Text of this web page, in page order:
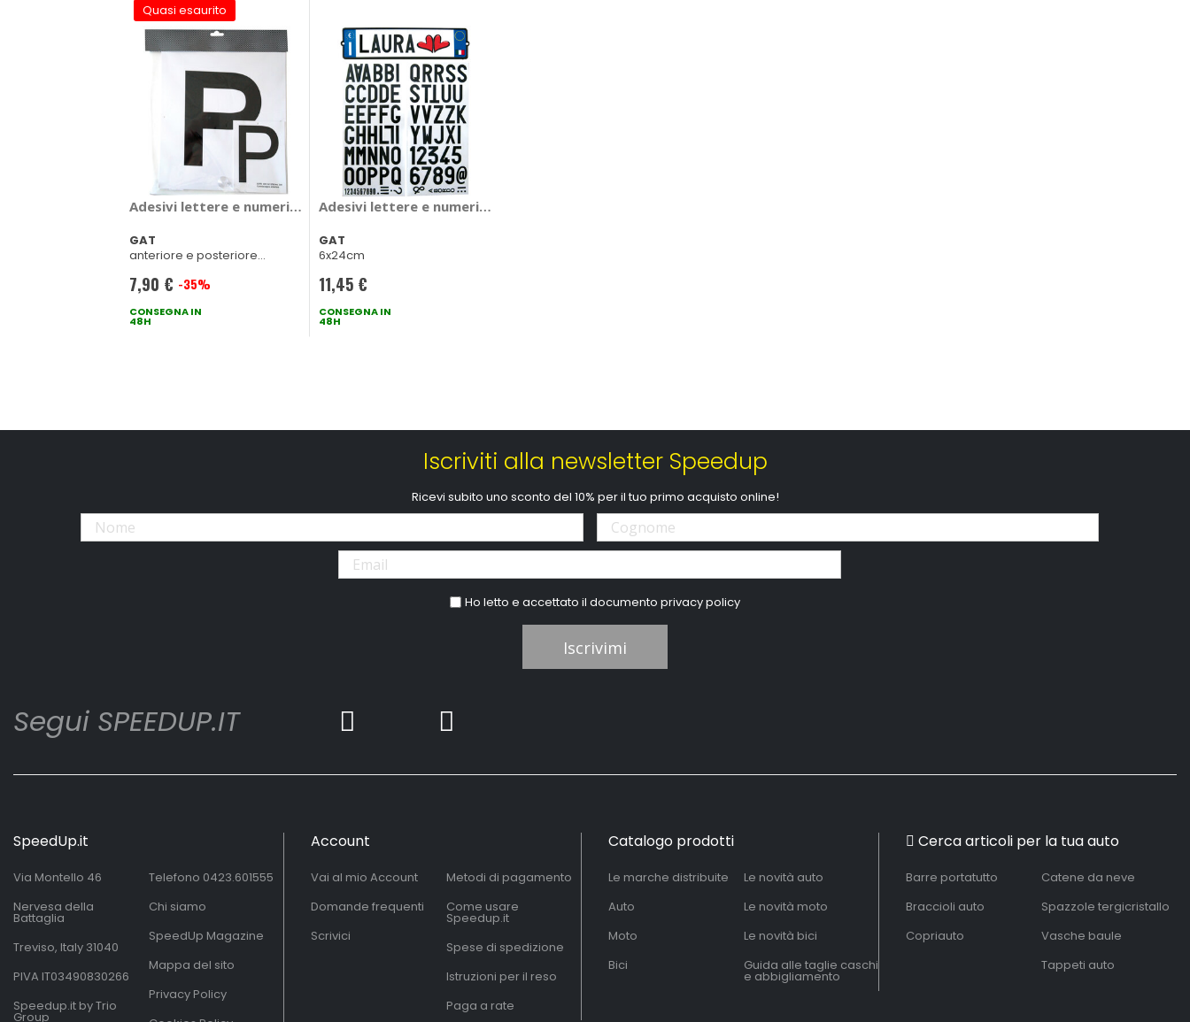
Quasi esaurito
Adesivi lettere e numeri Principiante - GAT
GAT
anteriore e posteriore
Prezzo
speciale
7,90 € -35%
CONSEGNA IN
48H
Adesivi lettere e numeri TARGA-TI - GAT
GAT
6x24cm
11,45 €
CONSEGNA IN
48H
Iscriviti alla newsletter Speedup
Ricevi subito uno sconto del 10% per il tuo primo acquisto online!
Ho letto e accettato il documentoprivacy policy
Iscrivimi
Segui SPEEDUP.IT
SpeedUp.it
Via Montello 46
Nervesa della
Battaglia
Treviso, Italy 31040
PIVA IT03490830266
Speedup.it by Trio
Group
Telefono 0423.601555
Chi siamo
SpeedUp Magazine
Mappa del sito
Privacy Policy
Account
Vai al mio Account
Domande frequenti
Scrivici
Metodi di pagamento
Come usare
Speedup.it
Spese di spedizione
Istruzioni per il reso
Paga a rate
Catalogo prodotti
Le marche distribuite
Auto
Moto
Bici
Le novità auto
Le novità moto
Le novità bici
Guida alle taglie caschi
e abbigliamento
Cerca articoli per la tua auto
Barre portatutto
Braccioli auto
Copriauto
Catene da neve
Spazzole tergicristallo
Vasche baule
Tappeti auto